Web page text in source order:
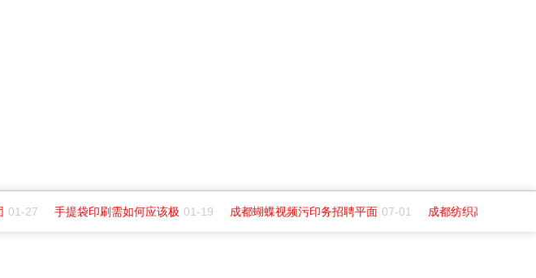
01-27 手提袋印刷需如何应该极 01-19 成都蝴蝶视频污印务招聘平面 07-01 成都纺织高等专科学